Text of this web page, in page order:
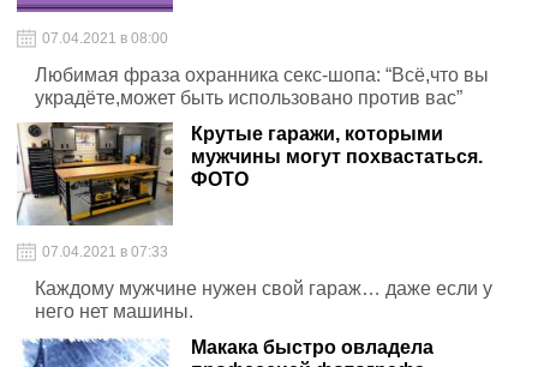
07.04.2021 в 08:00
Любимая фраза охранника секс-шопа: “Всё,что вы
украдёте,может быть использовано против вас”
Крутые гаражи, которыми
мужчины могут похвастаться.
ФОТО
07.04.2021 в 07:33
Каждому мужчине нужен свой гараж… даже если у
него нет машины.
Макака быстро овладела